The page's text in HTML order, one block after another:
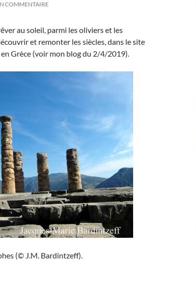
COMMENTAIRE
au soleil, parmi les oliviers et les
et remonter les siècles, dans le site
Grèce (voir mon blog du 2/4/2019).
(© J.M. Bardintzeff).
temple d’Apollon à Delphes